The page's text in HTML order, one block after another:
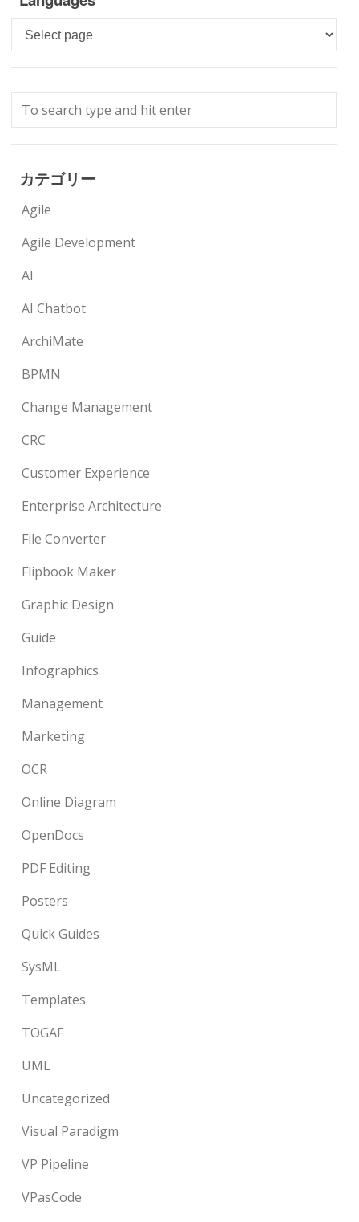
Languages
カテゴリー
Agile
Agile Development
AI
AI Chatbot
ArchiMate
BPMN
Change Management
CRC
Customer Experience
Enterprise Architecture
File Converter
Flipbook Maker
Graphic Design
Guide
Infographics
Management
Marketing
OCR
Online Diagram
OpenDocs
PDF Editing
Posters
Quick Guides
SysML
Templates
TOGAF
UML
Uncategorized
Visual Paradigm
VP Pipeline
VPasCode